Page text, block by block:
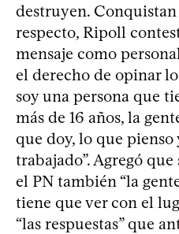
destruyen.
respecto, Ripoll
mensaje como
el derecho de opinar
soy una persona que
más de 16 años, la
que doy, lo que pienso
trabajado”. Agregó
el PN también “la
tiene que ver con el
“las respuestas” que